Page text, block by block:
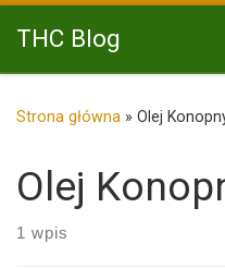
Przejdź do treści
THC Blog
Strona główna » Olej
Olej
1 wpis